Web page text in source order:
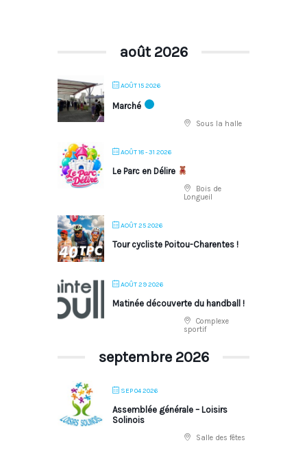
août 2026
AOÛT 15 2026
Marché
Sous la halle
AOÛT 18 - 31 2026
Le Parc en Délire
Bois de
Longueil
AOÛT 25 2026
Tour cycliste Poitou-Charentes !
AOÛT 29 2026
Matinée découverte du handball !
Complexe
sportif
septembre 2026
SEP 04 2026
Assemblée générale – Loisirs
Solinois
Salle des fêtes